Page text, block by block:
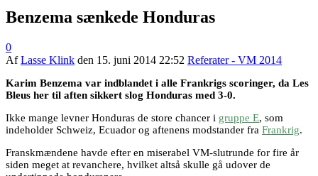
Benzema sænkede Honduras
0
AfLasse Klink den 15. juni 2014 22:52 Referater - VM 2014
Karim Benzema var indblandet i alle Frankrigs scoringer, da Les
Bleus her til aften sikkert slog Honduras med 3-0.
Ikke mange levner Honduras de store chancer i gruppe E, som
indeholder Schweiz, Ecuador og aftenens modstander fra Frankrig.
Franskmændene havde efter en miserabel VM-slutrunde for fire år
siden meget at revanchere, hvilket altså skulle gå udover de